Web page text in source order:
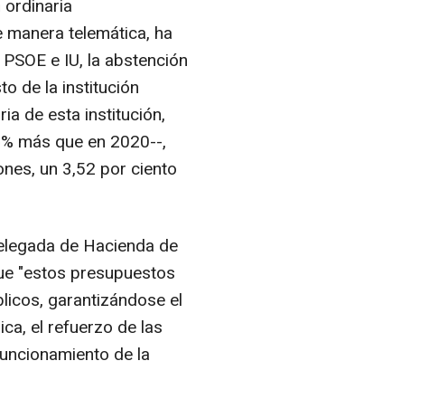
ordinaria
telemática, ha
e IU, la abstención
de la institución
de esta institución,
más que en 2020--,
un 3,52 por ciento
de Hacienda de
"estos presupuestos
garantizándose el
el refuerzo de las
de la